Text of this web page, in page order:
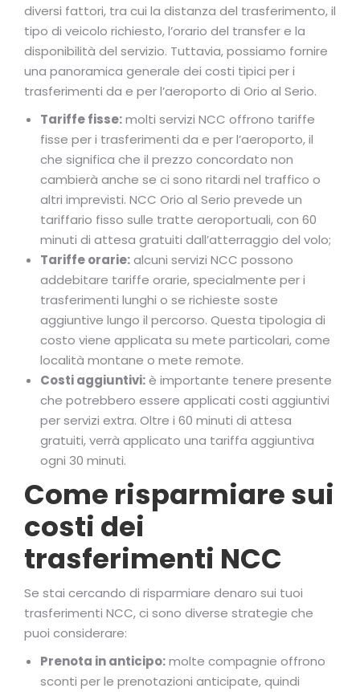
diversi fattori, tra cui la distanza del trasferimento, il
tipo di veicolo richiesto, l’orario del transfer e la
disponibilità del servizio. Tuttavia, possiamo fornire
una panoramica generale dei costi tipici per i
trasferimenti da e per l’aeroporto di Orio al Serio.
Tariffe fisse:molti servizi NCC offrono tariffe
fisse per i trasferimenti da e per l’aeroporto, il
che significa che il prezzo concordato non
cambierà anche se ci sono ritardi nel traffico o
altri imprevisti. NCC Orio al Serio prevede un
tariffario fisso sulle tratte aeroportuali, con 60
minuti di attesa gratuiti dall’atterraggio del volo;
Tariffe orarie:alcuni servizi NCC possono
addebitare tariffe orarie, specialmente per i
trasferimenti lunghi o se richieste soste
aggiuntive lungo il percorso. Questa tipologia di
costo viene applicata su mete particolari, come
località montane o mete remote.
Costi aggiuntivi:è importante tenere presente
che potrebbero essere applicati costi aggiuntivi
per servizi extra. Oltre i 60 minuti di attesa
gratuiti, verrà applicato una tariffa aggiuntiva
ogni 30 minuti.
Come risparmiare sui
costi dei
trasferimenti NCC
Se stai cercando di risparmiare denaro sui tuoi
trasferimenti NCC, ci sono diverse strategie che
puoi considerare:
Prenota in anticipo:molte compagnie offrono
sconti per le prenotazioni anticipate, quindi